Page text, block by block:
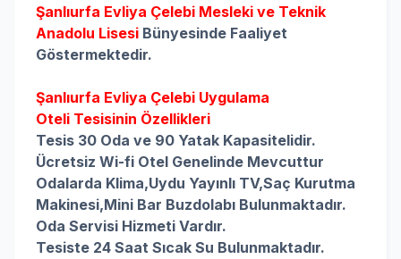
Şanlıurfa Evliya Çelebi Mesleki ve Teknik
Anadolu Lisesi Bünyesinde Faaliyet
Göstermektedir.
Şanlıurfa Evliya Çelebi Uygulama
Oteli Tesisinin Özellikleri
Tesis 30 Oda ve 90 Yatak Kapasitelidir.
Ücretsiz Wi-fi Otel Genelinde Mevcuttur
Odalarda Klima,Uydu Yayınlı TV,Saç Kurutma
Makinesi,Mini Bar Buzdolabı Bulunmaktadır.
Oda Servisi Hizmeti Vardır.
Tesiste 24 Saat Sıcak Su Bulunmaktadır.